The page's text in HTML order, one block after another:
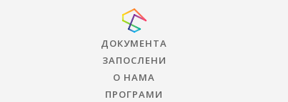
ДОКУМЕНТА
ЗАПОСЛЕНИ
О НАМА
ПРОГРАМИ